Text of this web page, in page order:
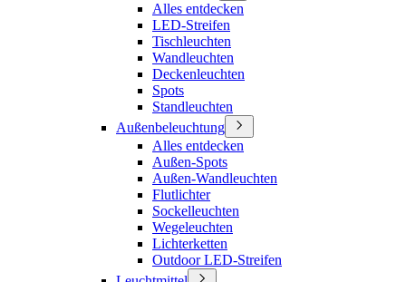
Alles entdecken
LED-Streifen
Tischleuchten
Wandleuchten
Deckenleuchten
Spots
Standleuchten
Außenbeleuchtung
Alles entdecken
Außen-Spots
Außen-Wandleuchten
Flutlichter
Sockelleuchten
Wegeleuchten
Lichterketten
Outdoor LED-Streifen